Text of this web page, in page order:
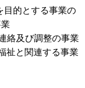
的とする事業の
絡及び調整の事業
祉と関連する事業